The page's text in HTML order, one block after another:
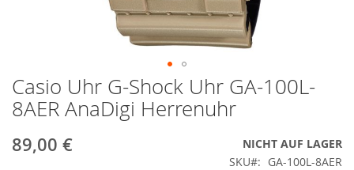
Zum
Anfang
der
springen
Casio Uhr G-Shock Uhr GA-100L-
8AER AnaDigi Herrenuhr
89,00 €
NICHT AUF LAGER
SKU
GA-100L-8AER